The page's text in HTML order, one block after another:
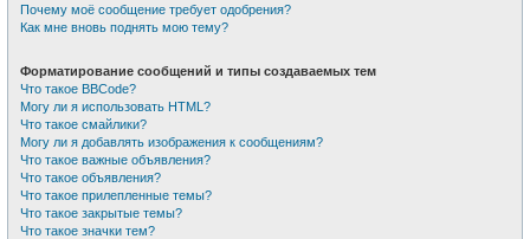
Почему моё сообщение требует одобрения?
Как мне вновь поднять мою тему?
Форматирование сообщений и типы создаваемых тем
Что такое BBCode?
Могу ли я использовать HTML?
Что такое смайлики?
Могу ли я добавлять изображения к сообщениям?
Что такое важные объявления?
Что такое объявления?
Что такое прилепленные темы?
Что такое закрытые темы?
Что такое значки тем?